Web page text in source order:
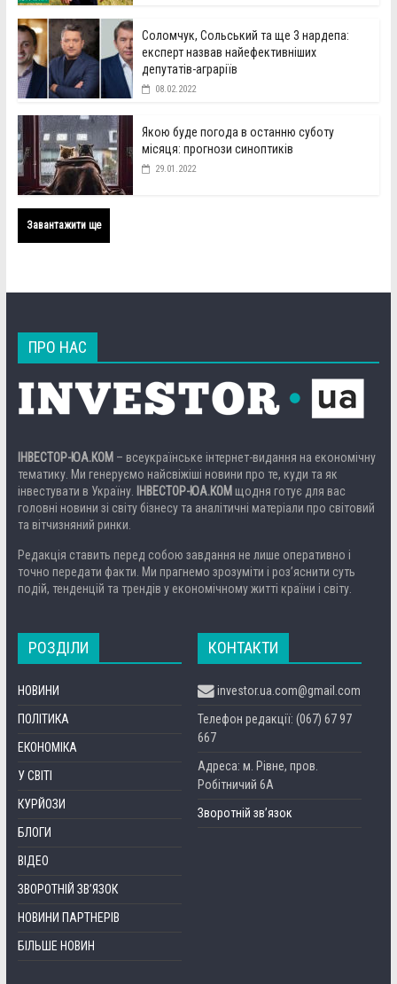
Соломчук, Сольський та ще 3 нардепа:
експерт назвав найефективніших
депутатів-аграріїв
08.02.2022
Якою буде погода в останню суботу
місяця: прогнози синоптиків
29.01.2022
Завантажити ще
ПРО НАС
ІНВЕСТОР-ЮА.КОМ – всеукраїнське інтернет-видання на економічну
тематику. Ми генеруємо найсвіжіші новини про те, куди та як
інвестувати в Україну.
ІНВЕСТОР-ЮА.КОМ щодня готує для вас
головні новини зі світу бізнесу та аналітичні матеріали про світовий
та вітчизняний ринки.
Редакція ставить перед собою завдання не лише оперативно і
точно передати факти. Ми прагнемо зрозуміти і роз’яснити суть
подій, тенденцій та трендів у економічному житті країни і світу.
РОЗДІЛИ
НОВИНИ
ПОЛІТИКА
ЕКОНОМІКА
У СВІТІ
КУРЙОЗИ
БЛОГИ
ВІДЕО
ЗВОРОТНІЙ ЗВ’ЯЗОК
НОВИНИ ПАРТНЕРІВ
БІЛЬШЕ НОВИН
КОНТАКТИ
investor.ua.com@gmail.com
Телефон редакції: (067) 67 97
667
Адреса: м. Рівне, пров.
Робітничий 6А
Зворотній зв’язок